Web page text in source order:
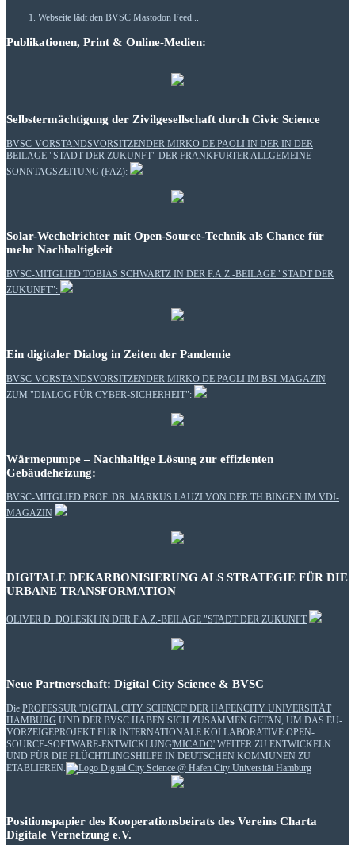
Webseite lädt den BVSC Mastodon Feed...
Publikationen, Print & Online-Medien:
Selbstermächtigung der Zivilgesellschaft durch Civic Science
BVSC-VORSTANDSVORSITZENDER MIRKO DE PAOLI IN DER IN DER
BEILAGE "STADT DER ZUKUNFT" DER FRANKFURTER ALLGEMEINE
SONNTAGSZEITUNG (FAZ):
Solar-Wechelrichter mit Open-Source-Technik als Chance für
mehr Nachhaltigkeit
BVSC-MITGLIED TOBIAS SCHWARTZ IN DER F.A.Z.-BEILAGE "STADT DER
ZUKUNFT":
Ein digitaler Dialog in Zeiten der Pandemie
BVSC-VORSTANDSVORSITZENDER MIRKO DE PAOLI IM BSI-MAGAZIN
ZUM "DIALOG FÜR CYBER-SICHERHEIT":
Wärmepumpe – Nachhaltige Lösung zur effizienten
Gebäudeheizung:
BVSC-MITGLIED PROF. DR. MARKUS LAUZI VON DER TH BINGEN IM VDI-
MAGAZIN
DIGITALE DEKARBONISIERUNG ALS STRATEGIE FÜR DIE
URBANE TRANSFORMATION
OLIVER D. DOLESKI IN DER F.A.Z.-BEILAGE "STADT DER ZUKUNFT
Neue Partnerschaft: Digital City Science & BVSC
Die PROFESSUR 'DIGITAL CITY SCIENCE' DER HAFENCITY UNIVERSITÄT
HAMBURG UND DER BVSC HABEN SICH ZUSAMMEN GETAN, UM DAS EU-
VORZEIGEPROJEKT FÜR INTERNATIONALE KOLLABORATIVE OPEN-
SOURCE-SOFTWARE-ENTWICKLUNG'MICADO' WEITER ZU ENTWICKELN
UND FÜR DIE FLÜCHTLINGSHILFE IN DEUTSCHEN KOMMUNEN ZU
ETABLIEREN.
Positionspapier des Kooperationsbeirats des Vereins Charta
Digitale Vernetzung e.V.